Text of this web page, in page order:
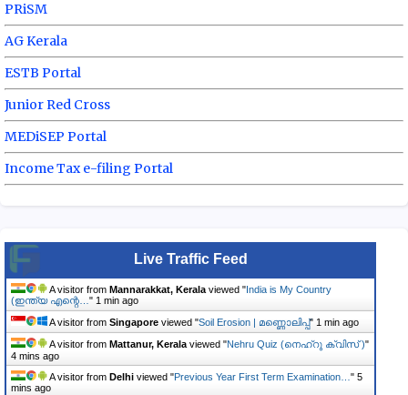
PRiSM
AG Kerala
ESTB Portal
Junior Red Cross
MEDiSEP Portal
Income Tax e-filing Portal
Live Traffic Feed
A visitor from Mannarakkat, Kerala viewed " India is My Country
(ഇന്ത്യ എന്റെ… " 1 min ago
A visitor from Singapore viewed "Soil Erosion | മണ്ണൊലിപ്പ്" 1 min ago
A visitor from Mattanur, Kerala viewed "Nehru Quiz (നെഹ്‌റു ക്വിസ് )"
4 mins ago
A visitor from Delhi viewed "Previous Year First Term Examination… " 5
mins ago